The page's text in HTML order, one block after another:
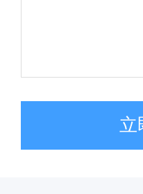
立